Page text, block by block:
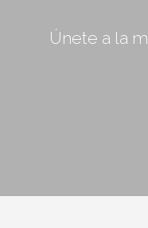
Únete a la